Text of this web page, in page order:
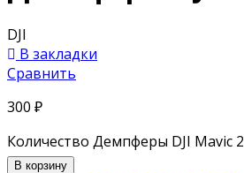
DJI
В закладки
Сравнить
300 ₽
Количество Демпферы DJI Mavic 2
В корзину